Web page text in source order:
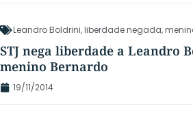
Leandro Boldrini,liberdade negada,
STJ nega liberdade a Leandro
menino Bernardo
19/11/2014